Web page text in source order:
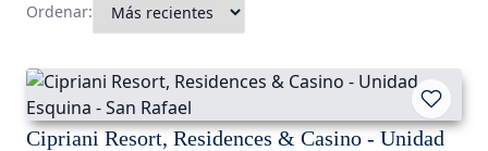
Ordenar:
Cipriani Resort, Residences & Casino - Unidad